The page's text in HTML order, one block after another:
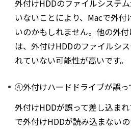
外付けHDDのファイルシステ
いないことにより、Macで外
いのかもしれません。他の外
は、外付けHDDのファイルシ
れていない可能性が高いです。
④外付けハードドライブが誤っ
外付けHDDが誤って差し込ま
で外付けHDDが読み込まない